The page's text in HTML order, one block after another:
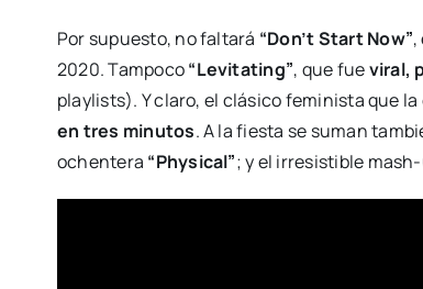
Por supuesto, no faltará “Don’t Start Now”,
2020. Tampoco“Levitating”, que fueviral,
playlists). Y claro, el clásico feminista que
en tres minutos. A la fiesta se suman
ochentera “Physical”; y el irresistible